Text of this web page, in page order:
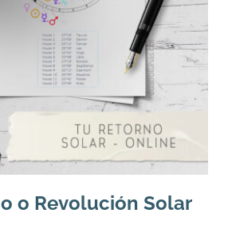
o Revolución Solar